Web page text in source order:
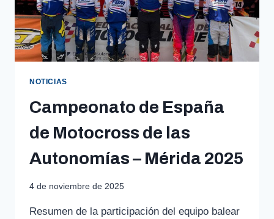
NOTICIAS
Campeonato de España
de Motocross de las
Autonomías – Mérida 2025
4 de noviembre de 2025
Resumen de la participación del equipo balear